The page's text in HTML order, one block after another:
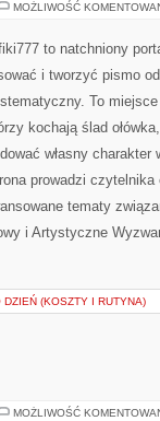
MOŻLIWOŚĆ
to natchniony
i tworzyć pismo
To
kochają ślad
własny
prowadzi
tematy
i Artystyczne
DZIEŃ (KOSZTY I RUTYNA)
MOŻLIWOŚĆ